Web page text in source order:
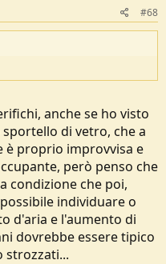
#68
anche se ho visto
di vetro, che a
è proprio improvvisa e
però penso che
condizione che poi,
individuare o
d'aria e l'aumento di
dovrebbe essere tipico
strozzati...